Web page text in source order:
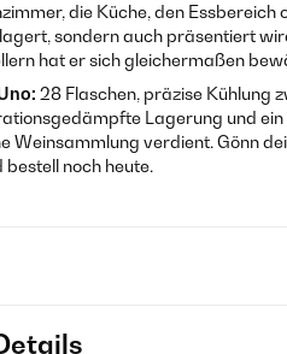
die Küche, den Essbereich
sondern auch präsentiert
hat er sich gleichermaßen
28 Flaschen, präzise Kühlung
Lagerung und ein
Weinsammlung verdient. Gönn
noch heute.